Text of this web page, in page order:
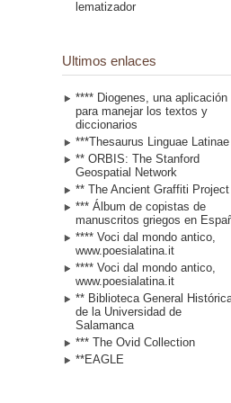
lematizador
Ultimos enlaces
**** Diogenes, una aplicación
para manejar los textos y
diccionarios
***Thesaurus Linguae Latinae
** ORBIS: The Stanford
Geospatial Network
** The Ancient Graffiti Project
*** Álbum de copistas de
manuscritos griegos en
**** Voci dal mondo antico,
www.poesialatina.it
**** Voci dal mondo antico,
www.poesialatina.it
** Biblioteca General
de la Universidad de
Salamanca
*** The Ovid Collection
**EAGLE